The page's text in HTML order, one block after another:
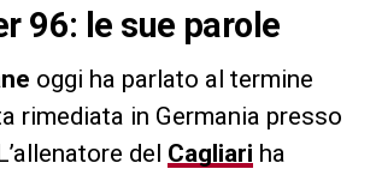
96: le sue parole
oggi ha parlato al termine
rimediata in Germania presso
del Cagliari ha